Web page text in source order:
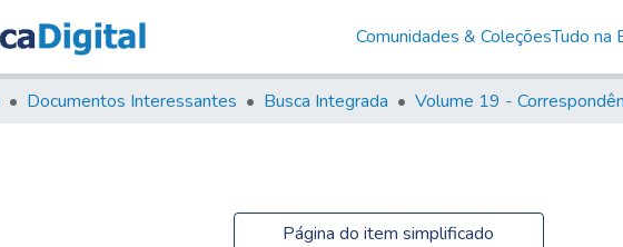
Comunidades & ColeçõesTudo na
Documentos Interessantes Busca Integrada
Página do item simplificado